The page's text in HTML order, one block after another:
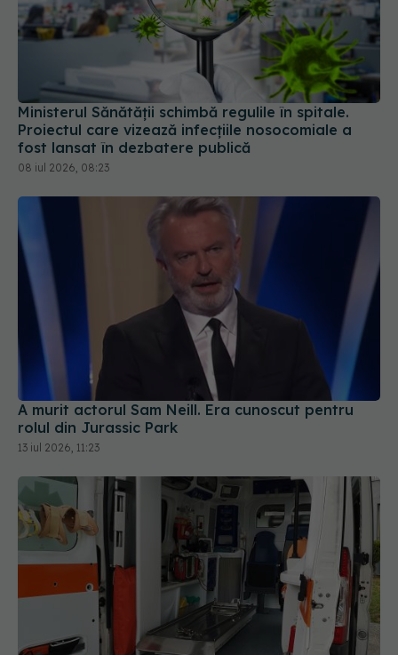
Ministerul Sănătății schimbă regulile în spitale.
Proiectul care vizează infecțiile nosocomiale a
fost lansat în dezbatere publică
08 iul 2026, 08:23
A murit actorul Sam Neill. Era cunoscut pentru
rolul din Jurassic Park
13 iul 2026, 11:23
Ministerul Sănătății schimbă regulile: caravanele
medicale vor putea ajunge și în școli fără